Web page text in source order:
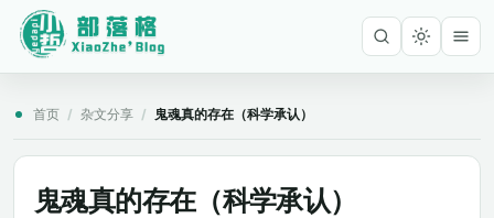
首页 / 杂文分享 / 鬼魂真的存在（科学承认）
鬼魂真的存在（科学承认）